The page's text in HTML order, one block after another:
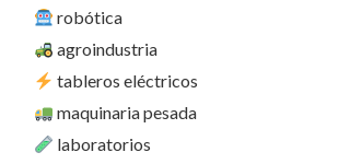
robótica
agroindustria
tableros eléctricos
maquinaria pesada
laboratorios